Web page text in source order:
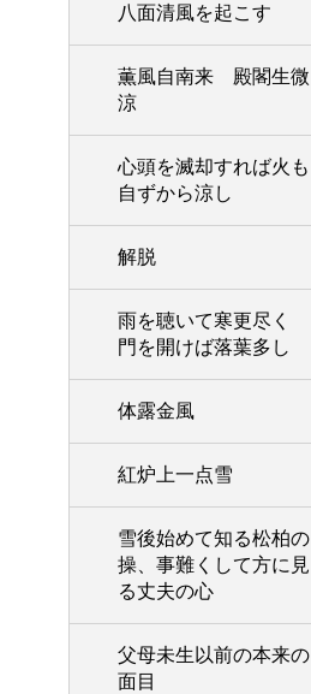
八面清風を起こす
薫風自南来 殿閣生微
涼
心頭を滅却すれば火も
自ずから涼し
解脱
雨を聴いて寒更尽く
門を開けば落葉多し
体露金風
紅炉上一点雪
雪後始めて知る松柏の
操、事難くして方に見
る丈夫の心
父母未生以前の本来の
面目